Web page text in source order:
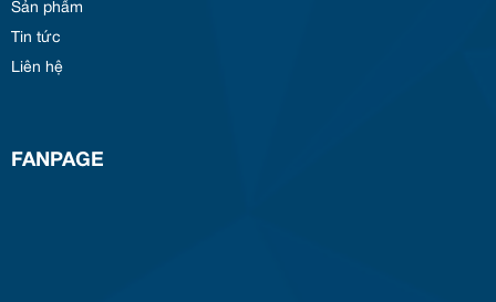
Sản phẩm
Tin tức
Liên hệ
FANPAGE